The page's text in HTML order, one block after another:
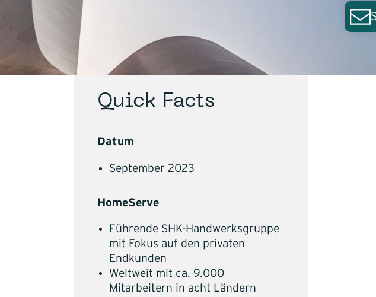
Buy and Build
Themengebiete
Industrie
Handel
Bauausführung
Service
Energie
Infrastruktur
Logistik
Unternehmenswertrechner
Quick Facts
Datum
September 2023
HomeServe
Führende SHK-Handwerksgruppe
mit Fokus auf den privaten
Endkunden
Weltweit mit ca. 9.000
Mitarbeitern in acht Ländern